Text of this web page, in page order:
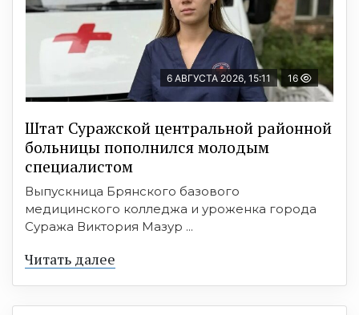
6 АВГУСТА 2026, 15:11 16
Штат Суражской центральной районной
больницы пополнился молодым
специалистом
Выпускница Брянского базового
медицинского колледжа и уроженка города
Суража Виктория Мазур ...
Читать далее